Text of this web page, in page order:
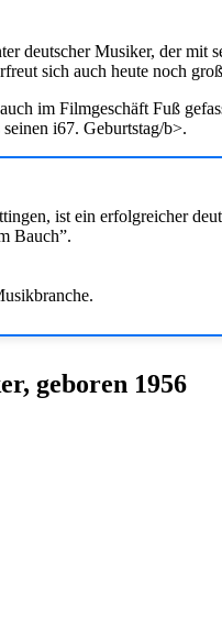
deutscher Musiker, der
sich auch heute noch
im Filmgeschäft Fuß
i67. Geburtstag/b>.
ist ein erfolgreicher
Bauch”.
geboren 1956